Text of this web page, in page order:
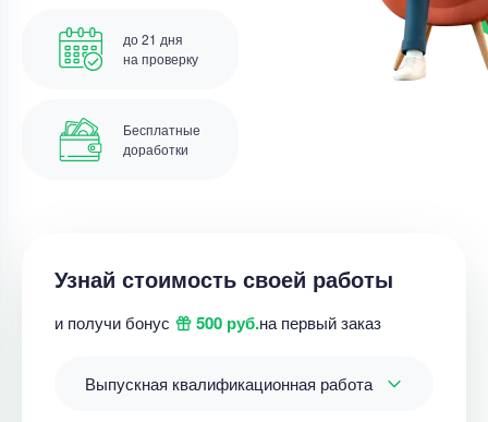
до 21 дня
на проверку
Бесплатные
доработки
Узнай стоимость своей работы
и получи бонус 500 руб.на первый заказ
Выпускная квалификационная работа